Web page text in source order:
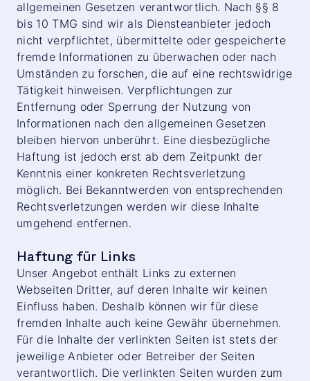
allgemeinen Gesetzen verantwortlich. Nach §§ 8
bis 10 TMG sind wir als Diensteanbieter jedoch
nicht verpflichtet, übermittelte oder gespeicherte
fremde Informationen zu überwachen oder nach
Umständen zu forschen, die auf eine rechtswidrige
Tätigkeit hinweisen. Verpflichtungen zur
Entfernung oder Sperrung der Nutzung von
Informationen nach den allgemeinen Gesetzen
bleiben hiervon unberührt. Eine diesbezügliche
Haftung ist jedoch erst ab dem Zeitpunkt der
Kenntnis einer konkreten Rechtsverletzung
möglich. Bei Bekanntwerden von entsprechenden
Rechtsverletzungen werden wir diese Inhalte
umgehend entfernen.
Haftung für Links
Unser Angebot enthält Links zu externen
Webseiten Dritter, auf deren Inhalte wir keinen
Einfluss haben. Deshalb können wir für diese
fremden Inhalte auch keine Gewähr übernehmen.
Für die Inhalte der verlinkten Seiten ist stets der
jeweilige Anbieter oder Betreiber der Seiten
verantwortlich. Die verlinkten Seiten wurden zum